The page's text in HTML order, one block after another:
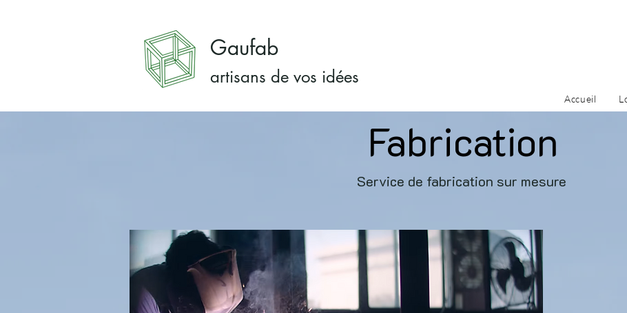
Gaufab
artisans de vos idées
Accueil
Fabrication
Service de fabrication sur mesure